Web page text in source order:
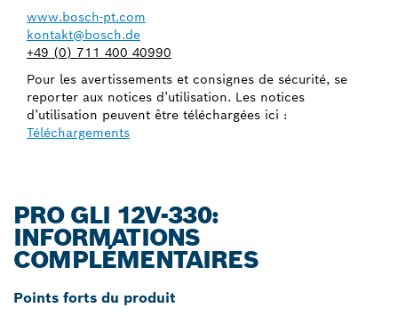
www.bosch-pt.com
kontakt@bosch.de
+49 (0) 711 400 40990
Pour les avertissements et consignes de sécurité, se
reporter aux notices d’utilisation. Les notices
d’utilisation peuvent être téléchargées ici :
Téléchargements
PRO GLI 12V-330:
INFORMATIONS
COMPLÉMENTAIRES
Points forts du produit